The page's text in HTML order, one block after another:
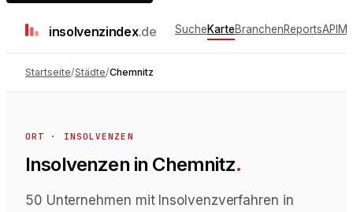
insolvenzindex.de SucheKarteBranchenReportsAPI
Startseite/Städte/Chemnitz
ORT · INSOLVENZEN
Insolvenzenin Chemnitz.
50 Unternehmen mit Insolvenzverfahren in